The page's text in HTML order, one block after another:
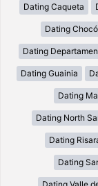
Dating Caqueta
Dating Chocó
Dating
Dating Guainia
Dating
Dating North
Dating
Dating